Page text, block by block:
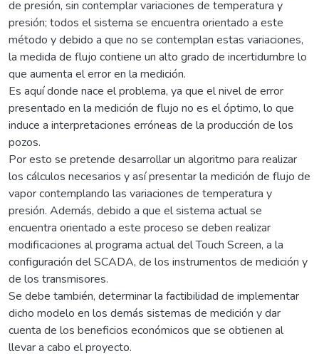
de presión, sin contemplar variaciones de temperatura y
presión; todos el sistema se encuentra orientado a este
método y debido a que no se contemplan estas variaciones,
la medida de flujo contiene un alto grado de incertidumbre lo
que aumenta el error en la medición.
Es aquí donde nace el problema, ya que el nivel de error
presentado en la medición de flujo no es el óptimo, lo que
induce a interpretaciones erróneas de la producción de los
pozos.
Por esto se pretende desarrollar un algoritmo para realizar
los cálculos necesarios y así presentar la medición de flujo de
vapor contemplando las variaciones de temperatura y
presión. Además, debido a que el sistema actual se
encuentra orientado a este proceso se deben realizar
modificaciones al programa actual del Touch Screen, a la
configuración del SCADA, de los instrumentos de medición y
de los transmisores.
Se debe también, determinar la factibilidad de implementar
dicho modelo en los demás sistemas de medición y dar
cuenta de los beneficios económicos que se obtienen al
llevar a cabo el proyecto.